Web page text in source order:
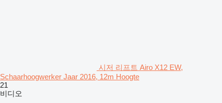
시저 리프트 Airo X12 EW,
Schaarhoogwerker Jaar 2016, 12m Hoogte
21
비디오